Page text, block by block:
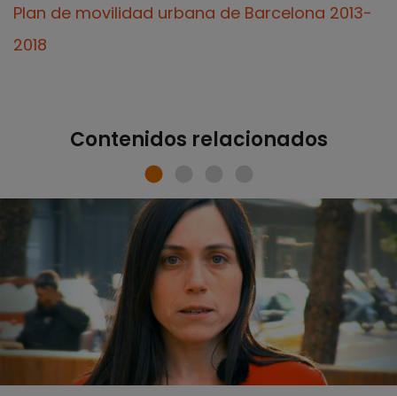
Plan de movilidad urbana de Barcelona 2013-
2018
Contenidos relacionados